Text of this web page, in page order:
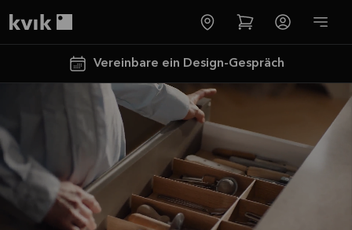
Vereinbare ein Design-Gespräch
Spare jetzt 40
Video ansehen
Mehr erfahren